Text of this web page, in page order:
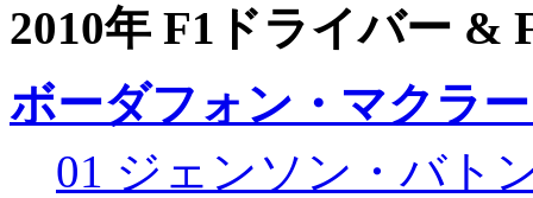
2010年 F1ドライバー &
ボーダフォン・マクラ
01 ジェンソン・バト